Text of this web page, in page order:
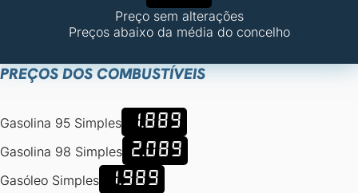
Preço sem alterações
Preços abaixo da média do concelho
PREÇOS DOS COMBUSTÍVEIS
Gasolina 95 Simples 1.889
Gasolina 98 Simples 2.089
Gasóleo Simples 1.989